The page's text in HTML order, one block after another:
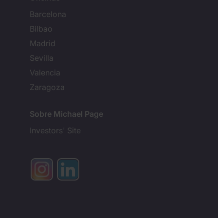
Barcelona
Bilbao
Madrid
Sevilla
Valencia
Zaragoza
Sobre Michael Page
Investors' Site